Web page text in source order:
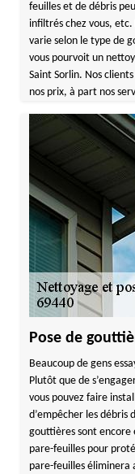
feuilles et de débris
infiltrés chez vous,
varie selon le type de
vous pourvoit un
Saint Sorlin. Nos
nos prix, à part nos
Pose de
Beaucoup de gens
Plutôt que de
vous pouvez faire
d’empêcher les débris
gouttières sont encore
pare-feuilles pour
pare-feuilles éliminera